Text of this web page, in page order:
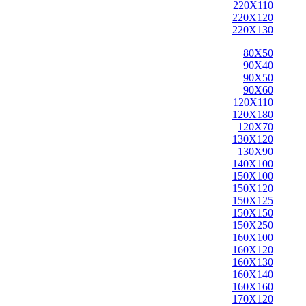
220X110
220X120
220X130
80X50
90X40
90X50
90X60
120X110
120X180
120X70
130X120
130X90
140X100
150X100
150X120
150X125
150X150
150X250
160X100
160X120
160X130
160X140
160X160
170X120